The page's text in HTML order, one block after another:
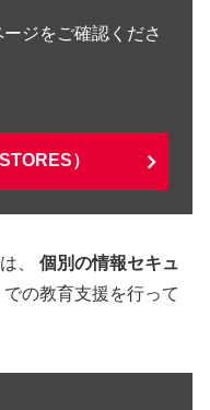
ジをご確認くださ
）
、
個別の情報セキュ
での教育支援を行って